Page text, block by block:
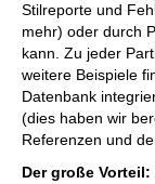
Stilreporte und
mehr) oder durch
kann. Zu jeder
weitere Beispiele
Datenbank
(dies haben wir
Referenzen und
Der große Vorteil: